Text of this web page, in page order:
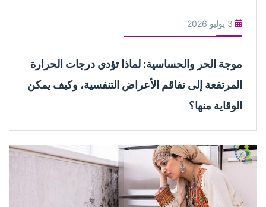
3 يوليو 2026
موجة الحر والحساسية: لماذا تؤدي درجات الحرارة
المرتفعة إلى تفاقم الأعراض التنفسية، وكيف يمكن
الوقاية منها؟